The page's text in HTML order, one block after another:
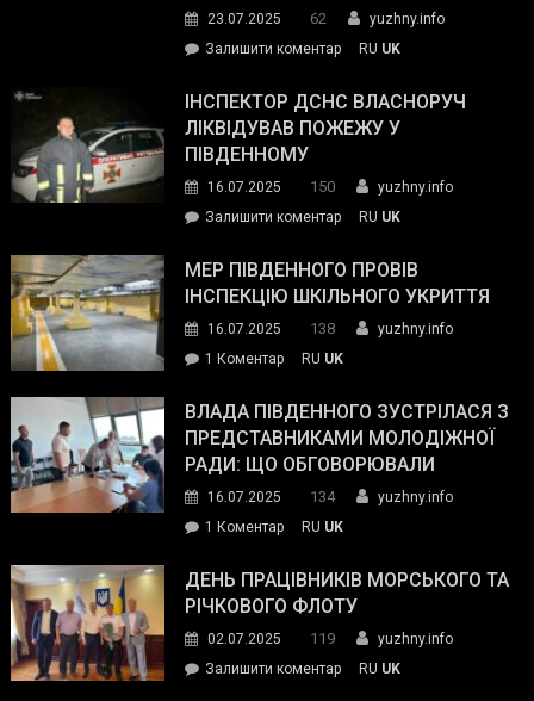
гуманітарну
допомогу
23.07.2025 62
yuzhny.info
Залишити коментарon
провів
нараду
силових
та
органів:
«Наш
спільний
окупанти.
Маємо
діяти
команда
RU UK
ІНСПЕКТОР ДСНС ВЛАСНОРУЧ
ЛІКВІДУВАВ ПОЖЕЖУ У
ПІВДЕННОМУ
16.07.2025 150
yuzhny.info
Залишити коментарon
ДСНС
власноруч
пожежу
у
RU UK
МЕР ПІВДЕННОГО ПРОВІВ
ІНСПЕКЦІЮ ШКІЛЬНОГО УКРИТТЯ
16.07.2025 138
yuzhny.info
1 Коментардо
Південного
провів
інспекцію
RU UK
ВЛАДА ПІВДЕННОГО ЗУСТРІЛАСЯ З
ПРЕДСТАВНИКАМИ МОЛОДІЖНОЇ
РАДИ: ЩО ОБГОВОРЮВАЛИ
16.07.2025 134
yuzhny.info
1 Коментардо
Південного
зустрілася
представниками
молодіжної
RU UK
ДЕНЬ ПРАЦІВНИКІВ МОРСЬКОГО ТА
РІЧКОВОГО ФЛОТУ
02.07.2025 119
yuzhny.info
Залишити коментарon
RU UK